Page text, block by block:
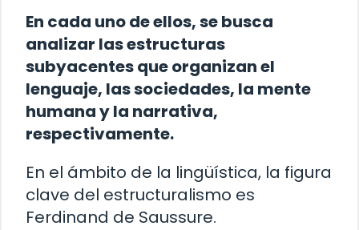
En cada uno de ellos, se busca
analizar las estructuras
subyacentes que organizan el
lenguaje, las sociedades, la mente
humana y la narrativa,
respectivamente.
En el ámbito de la lingüística, la figura
clave del estructuralismo es
Ferdinand de Saussure.